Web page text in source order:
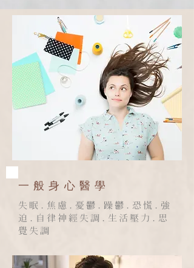
​一般身心醫學
失眠.焦慮.憂鬱.躁鬱.恐慌.強
迫.自律神經失調.生活壓力.思
覺失調